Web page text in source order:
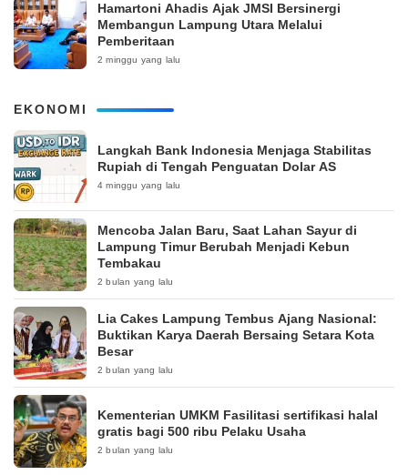
Hamartoni Ahadis Ajak JMSI Bersinergi
Membangun Lampung Utara Melalui
Pemberitaan
2 minggu yang lalu
EKONOMI
Langkah Bank Indonesia Menjaga Stabilitas
Rupiah di Tengah Penguatan Dolar AS
4 minggu yang lalu
Mencoba Jalan Baru, Saat Lahan Sayur di
Lampung Timur Berubah Menjadi Kebun
Tembakau
2 bulan yang lalu
Lia Cakes Lampung Tembus Ajang Nasional:
Buktikan Karya Daerah Bersaing Setara Kota
Besar
2 bulan yang lalu
Kementerian UMKM Fasilitasi sertifikasi halal
gratis bagi 500 ribu Pelaku Usaha
2 bulan yang lalu